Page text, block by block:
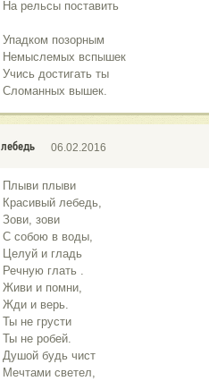
На рельсы поставить
Упадком позорным
Немыслемых вспышек
Учись достигать ты
Сломанных вышек.
лебедь 06.02.2016
Плыви плыви
Красивый лебедь,
Зови, зови
С собою в воды,
Целуй и гладь
Речную глать .
Живи и помни,
Жди и верь.
Ты не грусти
Ты не робей.
Душой будь чист
Мечтами светел,